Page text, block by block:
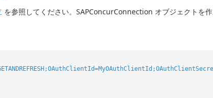
を参照してください。SAPConcurConnection オブジェクトを